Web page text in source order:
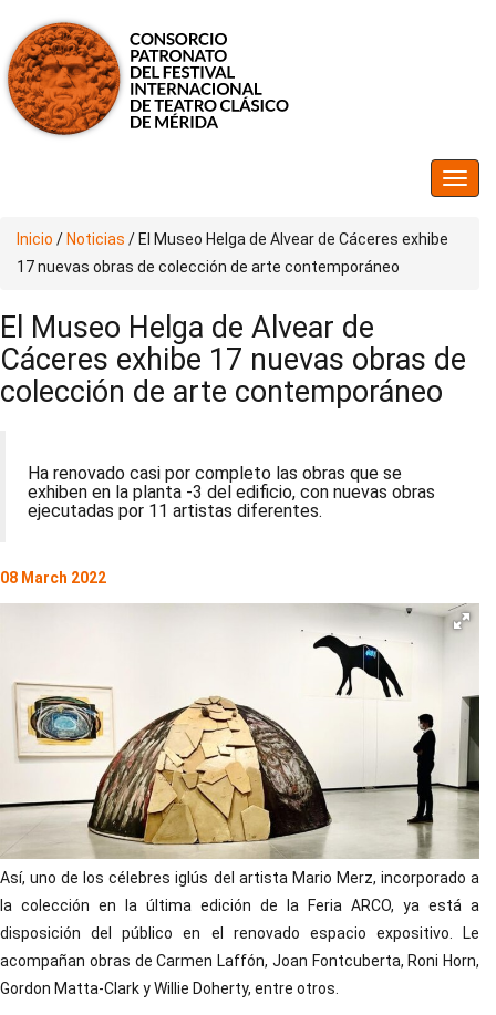
Inicio / Noticias / El Museo Helga de Alvear de Cáceres exhibe
17 nuevas obras de colección de arte contemporáneo
El Museo Helga de Alvear de
Cáceres exhibe 17 nuevas obras de
colección de arte contemporáneo
Ha renovado casi por completo las obras que se
exhiben en la planta -3 del edificio, con nuevas obras
ejecutadas por 11 artistas diferentes.
08 March 2022
Así, uno de los célebres iglús del artista Mario Merz, incorporado a
la colección en la última edición de la Feria ARCO, ya está a
disposición del público en el renovado espacio expositivo. Le
acompañan obras de Carmen Laffón, Joan Fontcuberta, Roni Horn,
Gordon Matta-Clark y Willie Doherty, entre otros.